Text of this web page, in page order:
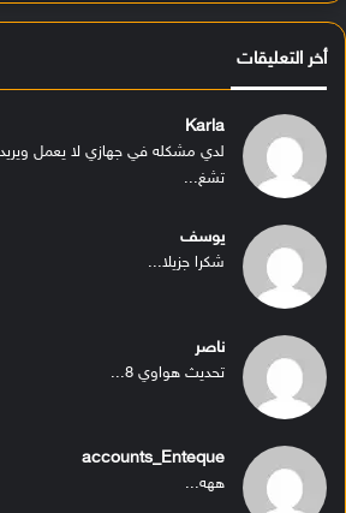
أخر التعليقات
Karla
لدي مشكله في جهازي لا يعمل
تشغ...
يوسف
شكرا جزيلا...
ناصر
تحديث هواوي 8...
accounts_Enteque
ههه...